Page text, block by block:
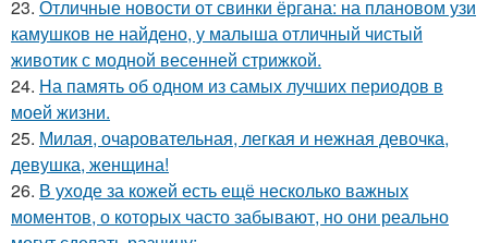
23. Отличные новости от свинки ёргана: на плановом узи
камушков не найдено, у малыша отличный чистый
животик с модной весенней стрижкой.
24. На память об одном из самых лучших периодов в
моей жизни.
25. Милая, очаровательная, легкая и нежная девочка,
девушка, женщина!
26. В уходе за кожей есть ещё несколько важных
моментов, о которых часто забывают, но они реально